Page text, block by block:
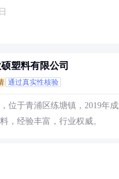
硕塑料有限公司
通过真实性核验
位于青浦区练塘镇，2019年
，经验丰富，行业权威。